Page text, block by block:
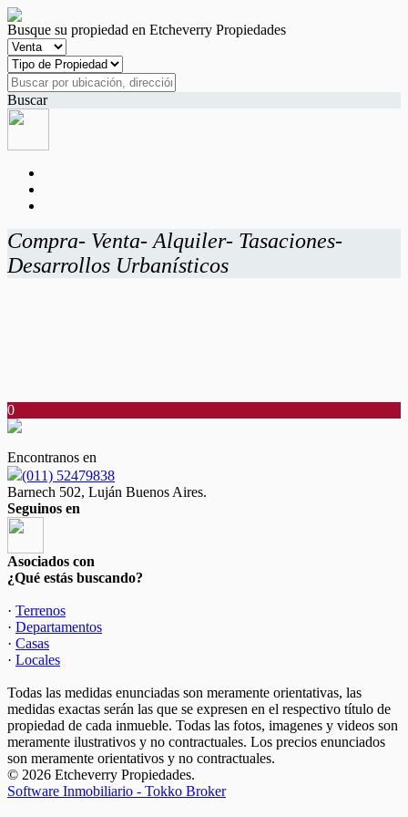
Busque su propiedad en Etcheverry Propiedades
Buscar
Compra- Venta- Alquiler- Tasaciones-
Desarrollos Urbanísticos
0
Encontranos en
(011) 52479838
Barnech 502, Luján Buenos Aires.
Seguinos en
Asociados con
¿Qué estás buscando?
· Terrenos
· Departamentos
· Casas
· Locales
Todas las medidas enunciadas son meramente orientativas, las
medidas exactas serán las que se expresen en el respectivo título de
propiedad de cada inmueble. Todas las fotos, imagenes y videos son
meramente ilustrativos y no contractuales. Los precios enunciados
son meramente orientativos y no contractuales.
© 2026 Etcheverry Propiedades.
Software Inmobiliario - Tokko Broker